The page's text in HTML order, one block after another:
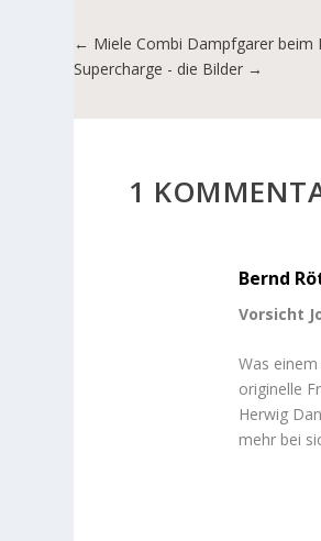
← Miele Combi Dampfgarer beim
Supercharge - die Bilder →
1
Bernd
Vorsicht
Was
originelle
Herwig
mehr bei